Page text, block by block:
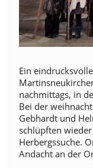
Ein
nachmittags, in
Bei der
Gebhardt und
schlüpften
Herbergssuche.
Andacht an der